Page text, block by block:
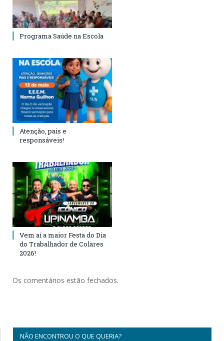
Programa Saúde na Escola
Atenção, pais e
responsáveis!
Vem aí a maior Festa do Dia
do Trabalhador de Colares
2026!
Os comentários estão fechados.
NÃO ENCONTROU O QUE QUERIA?